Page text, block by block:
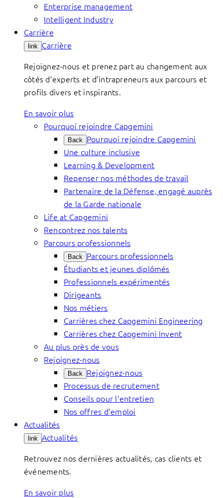
Enterprise management
Intelligent Industry
Carrière
link Carrière
Rejoignez-nous et prenez part au changement aux
côtés d’experts et d’intrapreneurs aux parcours et
profils divers et inspirants.
En savoir plus
Pourquoi rejoindre Capgemini
Back Pourquoi rejoindre Capgemini
Une culture inclusive
Learning & Development
Repenser nos méthodes de travail
Partenaire de la Défense, engagé auprès
de la Garde nationale
Life at Capgemini
Rencontrez nos talents
Parcours professionnels
Back Parcours professionnels
Étudiants et jeunes diplômés
Professionnels expérimentés
Dirigeants
Nos métiers
Carrières chez Capgemini Engineering
Carrières chez Capgemini Invent
Au plus près de vous
Rejoignez-nous
Back Rejoignez-nous
Processus de recrutement
Conseils pour l’entretien
Nos offres d’emploi
Actualités
link Actualités
Retrouvez nos dernières actualités, cas clients et
événements.
En savoir plus